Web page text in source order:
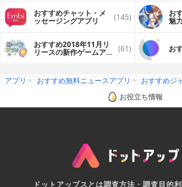
おすすめチャット・メ
ッセージングアプリ (145) お
魅
おすすめ2018年11月リ
リースの新作ゲームアプ (61) お
アプリ おすすめ無料ニュースアプリ おすすめジ
お役立ち情報
ドットアップスとは調査方法・調査目的